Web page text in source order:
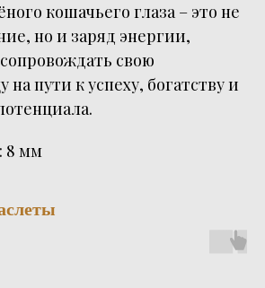
кошачьего глаза – это не
но и заряд энергии,
свою
на пути к успеху, богатству и
8 мм